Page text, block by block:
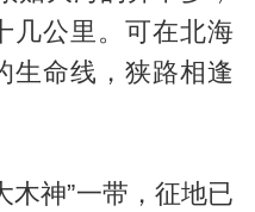
几公里。可在北海
生命线，狭路相逢
木神”一带，征地已